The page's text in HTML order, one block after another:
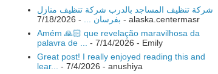
شركة تنظيف المساجد بالدرب شركة تنظيف منازل
بفرسان ...
- 7/18/2026
- alaska.centermasr
Amém 🙏🏻 que revelação maravilhosa da
palavra de ...
- 7/14/2026 - Emily
Great post! I really enjoyed reading this and
lear...
- 7/4/2026 - anushiya